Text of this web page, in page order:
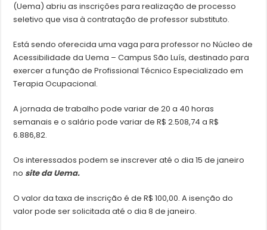
(Uema) abriu as inscrições para realização de processo
seletivo que visa à contratação de professor substituto.
Está sendo oferecida uma vaga para professor no Núcleo de
Acessibilidade da Uema – Campus São Luís, destinado para
exercer a função de Profissional Técnico Especializado em
Terapia Ocupacional.
A jornada de trabalho pode variar de 20 a 40 horas
semanais e o salário pode variar de R$ 2.508,74 a R$
6.886,82.
Os interessados podem se inscrever até o dia 15 de janeiro
no site da Uema.
O valor da taxa de inscrição é de R$ 100,00. A isenção do
valor pode ser solicitada até o dia 8 de janeiro.